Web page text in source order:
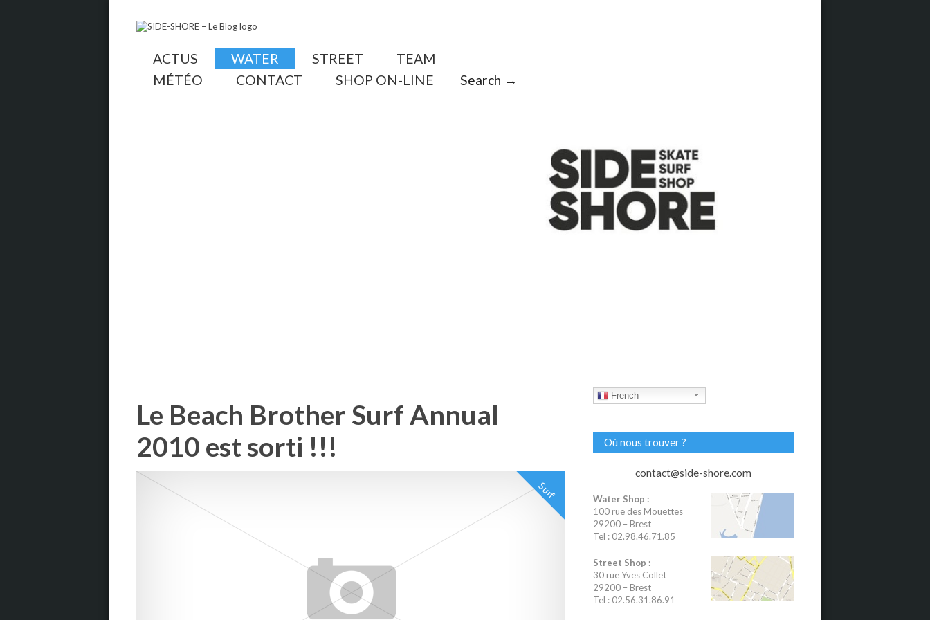
ACTUS WATER STREET
TEAM
MÉTÉO
CONTACT SHOP ON-LINE Search →
Le Beach Brother Surf Annual
2010 est sorti !!!
Surf
French
Où nous trouver ?
contact@side-shore.com
Water Shop :
100 rue des Mouettes
29200 – Brest
Tel : 02.98.46.71.85
Street Shop :
30 rue Yves Collet
29200 – Brest
Tel : 02.56.31.86.91